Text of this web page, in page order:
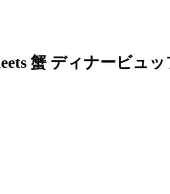
蟹 ディナービュッ